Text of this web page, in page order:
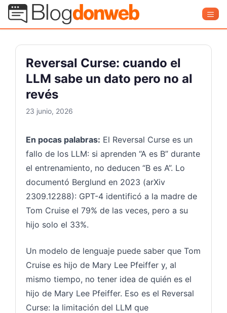
Saltar
contenido
Blog Donweb
Reversal Curse: cuando el
LLM sabe un dato pero no al
revés
23 junio, 2026
En pocas palabras: El Reversal Curse es un
fallo de los LLM: si aprenden “A es B” durante
el entrenamiento, no deducen “B es A”. Lo
documentó Berglund en 2023 (arXiv
2309.12288): GPT-4 identificó a la madre de
Tom Cruise el 79% de las veces, pero a su
hijo solo el 33%.
Un modelo de lenguaje puede saber que Tom
Cruise es hijo de Mary Lee Pfeiffer y, al
mismo tiempo, no tener idea de quién es el
hijo de Mary Lee Pfeiffer. Eso es el Reversal
Curse: la limitación del LLM que